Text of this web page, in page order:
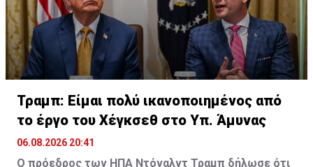
Τραμπ: Είμαι πολύ ικανοποιημένος από
το έργο του Χέγκσεθ στο Υπ. Άμυνας
06.08.2026 20:41
Ο πρόεδρος των ΗΠΑ Ντόναλντ Τραμπ δήλωσε ότι